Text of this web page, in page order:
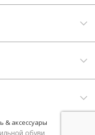
& аксессуары
обуви